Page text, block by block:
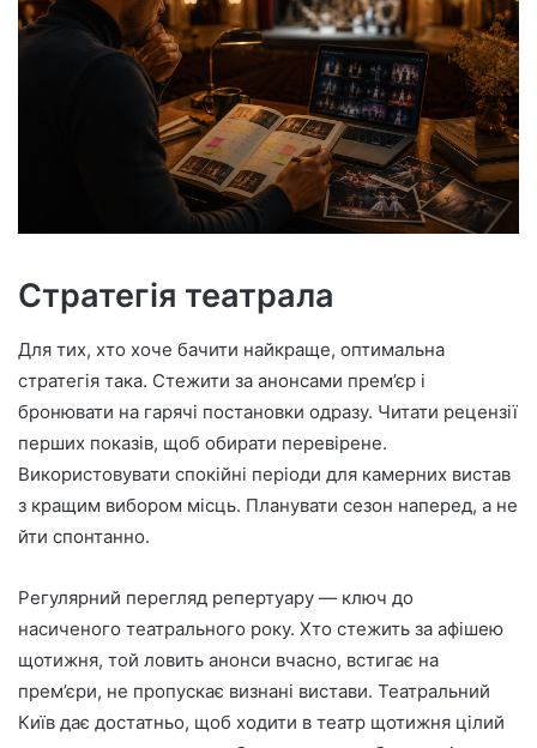
Стратегія театрала
Для тих, хто хоче бачити найкраще, оптимальна
стратегія така. Стежити за анонсами прем’єр і
бронювати на гарячі постановки одразу. Читати рецензії
перших показів, щоб обирати перевірене.
Використовувати спокійні періоди для камерних вистав
з кращим вибором місць. Планувати сезон наперед, а не
йти спонтанно.
Регулярний перегляд репертуару — ключ до
насиченого театрального року. Хто стежить за афішею
щотижня, той ловить анонси вчасно, встигає на
прем’єри, не пропускає визнані вистави. Театральний
Київ дає достатньо, щоб ходити в театр щотижня цілий